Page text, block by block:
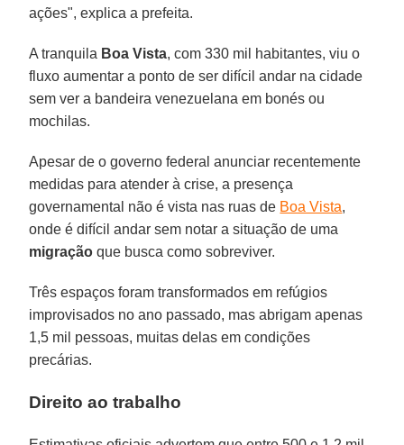
ações", explica a prefeita.
A tranquila Boa Vista, com 330 mil habitantes, viu o
fluxo aumentar a ponto de ser difícil andar na cidade
sem ver a bandeira venezuelana em bonés ou
mochilas.
Apesar de o governo federal anunciar recentemente
medidas para atender à crise, a presença
governamental não é vista nas ruas de Boa Vista,
onde é difícil andar sem notar a situação de uma
migração que busca como sobreviver.
Três espaços foram transformados em refúgios
improvisados no ano passado, mas abrigam apenas
1,5 mil pessoas, muitas delas em condições
precárias.
Direito ao trabalho